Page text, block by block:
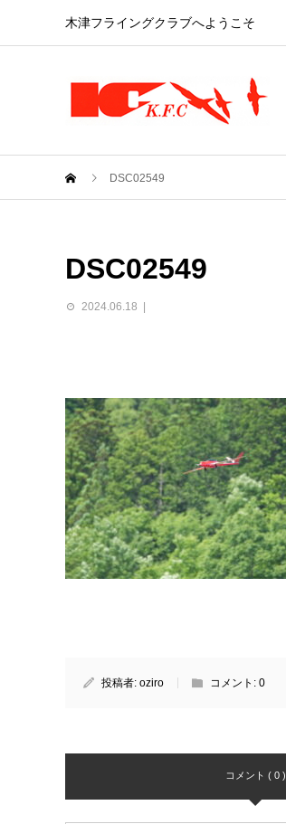
木津フライングクラブへようこそ
DSC02549
DSC02549
2024.06.18
投稿者: oziro コメント: 0
コメント ( 0 )